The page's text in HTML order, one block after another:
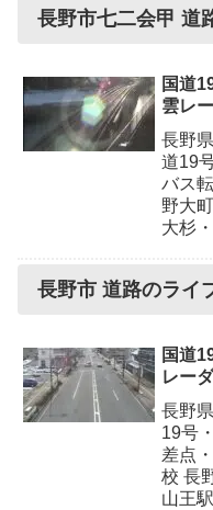
長野市七二会甲 道
国道
雲レ
長野
道19
バス
野大
大杉
長野市 道路のライ
国道
レー
長野
19号
差点
校 長
山王